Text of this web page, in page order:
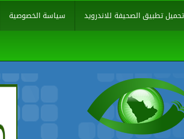
تحميل تطبيق الصحيفة للاندرويد سياسة الخصوصية